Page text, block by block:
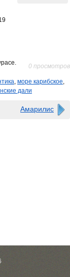
0 просмотров
, море карибское,
дали
Амарилис